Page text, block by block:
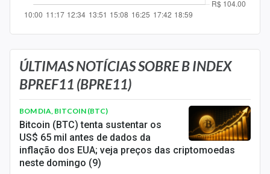
Central dos IPOs
Renda Fixa
Finanças Pessoais
Mercados
Economia
Empresas
Brasil
ÚLTIMAS NOTÍCIAS SOBRE B INDEX
BPREF11 (BPRE11)
BOM DIA, BITCOIN (BTC)
Bitcoin (BTC) tenta sustentar os
US$ 65 mil antes de dados da
inflação dos EUA; veja preços das criptomoedas
neste domingo (9)